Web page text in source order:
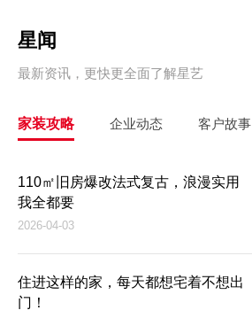
星闻
最新资讯，更快更全面了解星艺
家装攻略 企业动态 客户故事
110㎡旧房爆改法式复古，浪漫实用
我全都要
2026-04-03
住进这样的家，每天都想宅着不想出
门！